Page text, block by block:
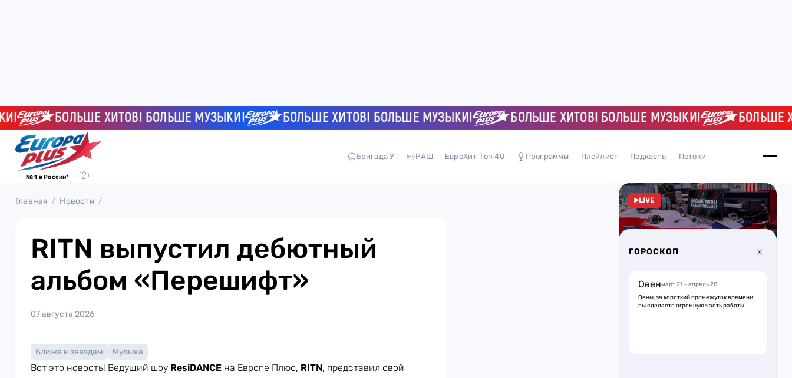
БОЛЬШЕ ХИТОВ! БОЛЬШЕ МУЗЫКИ! БОЛЬШЕ ХИТОВ! БОЛЬШЕ МУЗЫКИ! БОЛЬШЕ ХИТОВ! БОЛЬШЕ МУЗЫКИ! БОЛЬШЕ
№ 1 в России*
Бригада У РАШ ЕвроХит Топ 40 Программы Плейлист Подкасты Потоки
Главная Новости
RITN выпустил дебютный
альбом «Перешифт»
07 августа 2026
Ближе к звездам Музыка
Вот это новость! Ведущий шоу ResiDANCE на Европе Плюс, RITN, представил свой
LIVE
ГОРОСКОП
Овенмарт 21 – апрель 20
Овны, за короткий промежуток времени
вы сделаете огромную часть работы.